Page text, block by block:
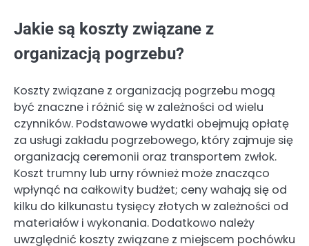
Jakie są koszty związane z
organizacją pogrzebu?
Koszty związane z organizacją pogrzebu mogą
być znaczne i różnić się w zależności od wielu
czynników. Podstawowe wydatki obejmują opłatę
za usługi zakładu pogrzebowego, który zajmuje się
organizacją ceremonii oraz transportem zwłok.
Koszt trumny lub urny również może znacząco
wpłynąć na całkowity budżet; ceny wahają się od
kilku do kilkunastu tysięcy złotych w zależności od
materiałów i wykonania. Dodatkowo należy
uwzględnić koszty związane z miejscem pochówku